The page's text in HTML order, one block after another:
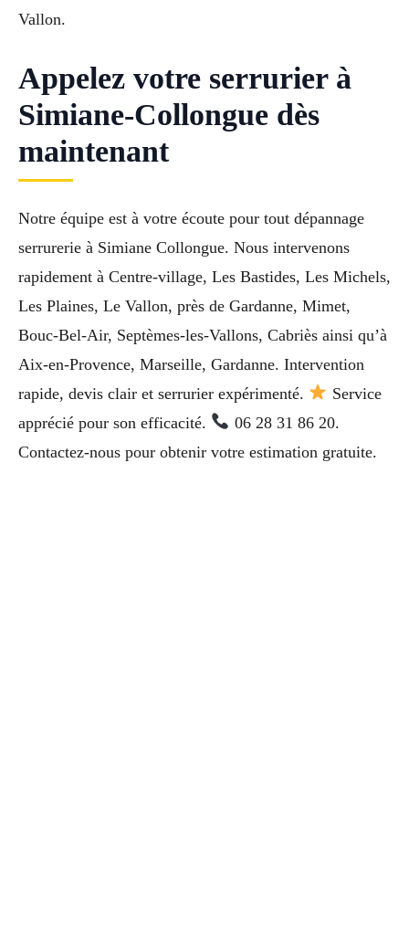
Vallon.
Appelez votre serrurier à
Simiane-Collongue dès
maintenant
Notre équipe est à votre écoute pour tout dépannage
serrurerie à Simiane Collongue. Nous intervenons
rapidement à Centre-village, Les Bastides, Les Michels,
Les Plaines, Le Vallon, près de Gardanne, Mimet,
Bouc-Bel-Air, Septèmes-les-Vallons, Cabriès ainsi qu’à
Aix-en-Provence, Marseille, Gardanne. Intervention
rapide, devis clair et serrurier expérimenté.
Service
apprécié pour son efficacité.
06 28 31 86 20.
Contactez-nous pour obtenir votre estimation gratuite.